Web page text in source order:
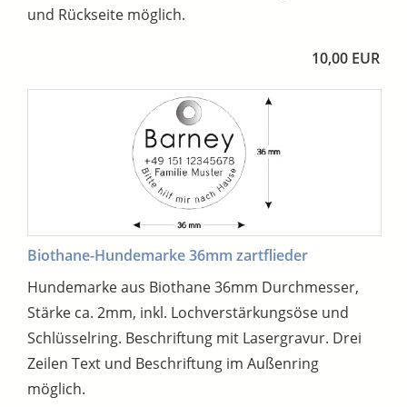
und Rückseite möglich.
10,00 EUR
Biothane-Hundemarke 36mm zartflieder
Hundemarke aus Biothane 36mm Durchmesser,
Stärke ca. 2mm, inkl. Lochverstärkungsöse und
Schlüsselring. Beschriftung mit Lasergravur. Drei
Zeilen Text und Beschriftung im Außenring
möglich.